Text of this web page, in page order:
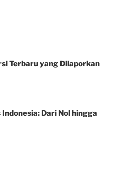
Terbaru yang Dilaporkan
Dari Nol hingga